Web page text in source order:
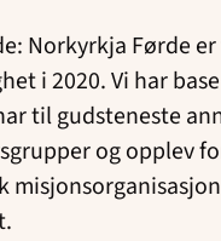
Norkyrkja Førde
i 2020. Vi har
til gudsteneste
og opplev